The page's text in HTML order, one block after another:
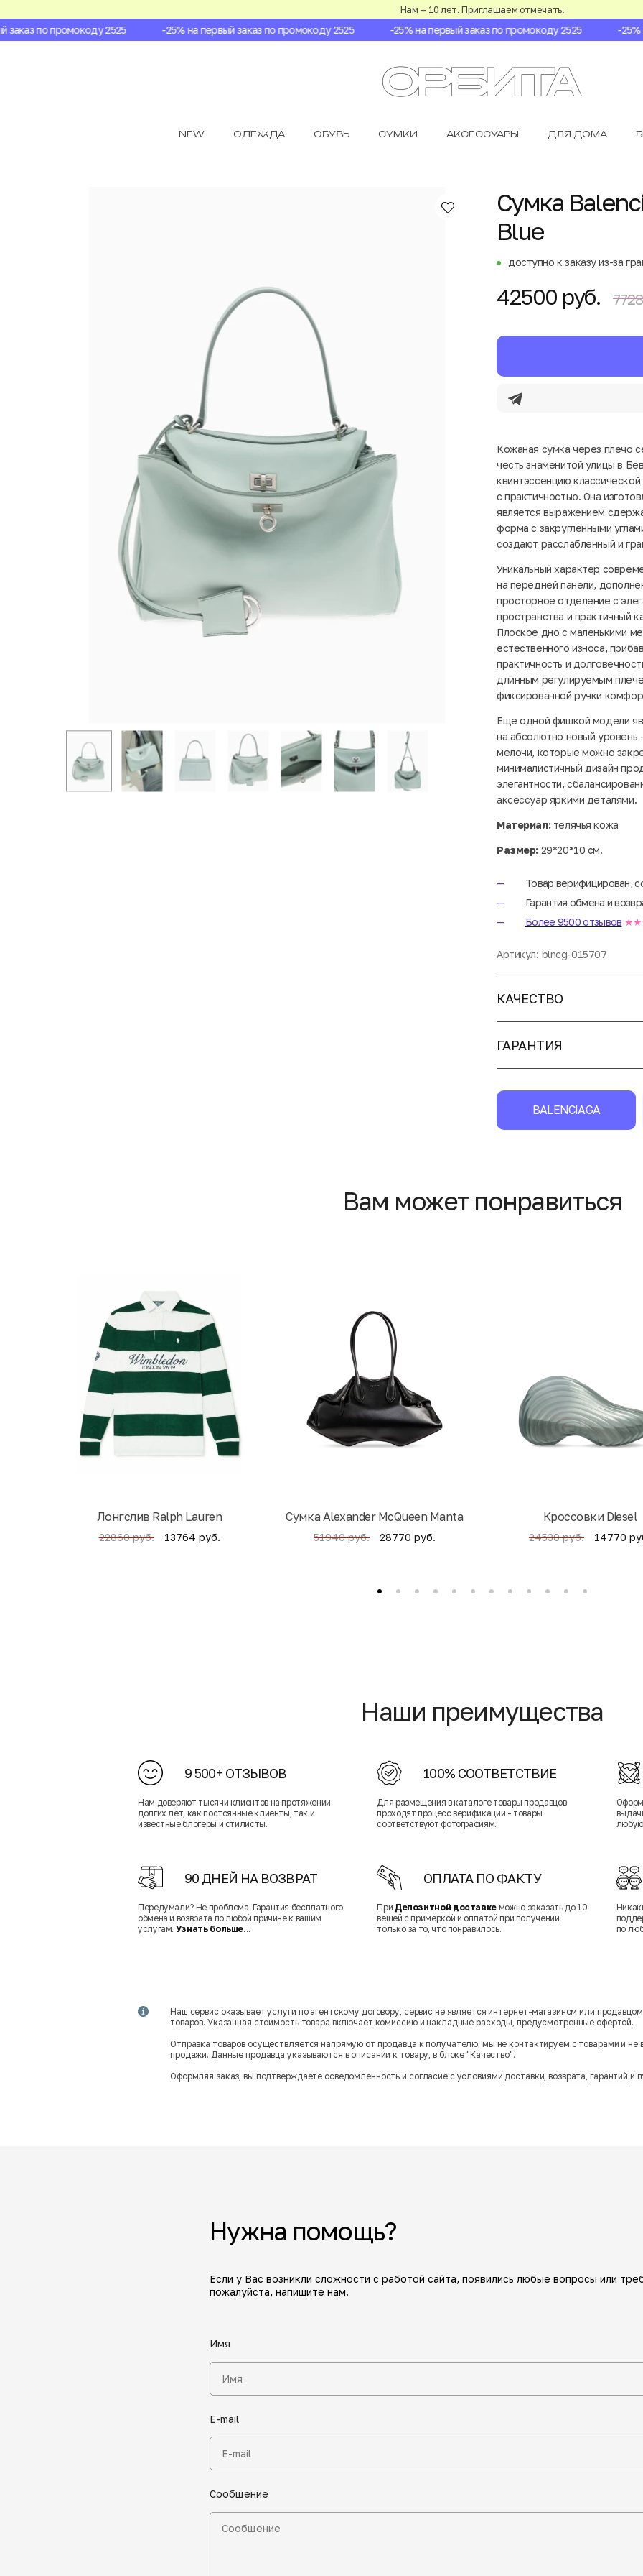
Нам — 10 лет. Приглашаем отмечать!
по промокоду 2525 -25% на первый заказ по промокоду 2525 -25% на первый заказ по промокоду 2525 -25%
NEW ОДЕЖДА ОБУВЬ СУМКИ АКСЕССУАРЫ ДЛЯ ДОМА
Сумка
Blue
доступно к заказу из-за
42500 руб.
Кожаная сумка через плечо
честь знаменитой улицы в
квинтэссенцию
с практичностью. Она
является выражением
форма с закругленными
создают расслабленный и
Уникальный характер
на передней панели,
просторное отделение с
пространства и практичный
Плоское дно с маленькими
естественного износа,
практичность и
длинным регулируемым
фиксированной ручки
Еще одной фишкой модели
на абсолютно новый уровень
мелочи, которые можно
минималистичный дизайн
элегантности,
аксессуар яркими деталями.
Материал: телячья кожа
Размер: 29*20*10 см.
Товар верифицирован,
Гарантия обмена и
Более 9500 отзывов
Артикул: blncg-015707
КАЧЕСТВО
ГАРАНТИЯ
BALENCIAGA
Вам может понравиться
Лонгслив Ralph Lauren
22860 руб. 13764 руб.
Cумка Alexander McQueen Manta
51940 руб. 28770 руб.
Кроссовки Diesel
24530 руб. 14770
Наши преимущества
9 500+ ОТЗЫВОВ
Нам доверяют тысячи клиентов на протяжении
долгих лет, как постоянные клиенты, так и
известные блогеры и стилисты.
100% СООТВЕТСТВИЕ
Для размещения в каталоге товары продавцов
проходят процесс верификации - товары
соответствуют фотографиям.
90 ДНЕЙ НА ВОЗВРАТ
Передумали? Не проблема. Гарантия бесплатного
обмена и возврата по любой причине к вашим
услугам. Узнать больше...
ОПЛАТА ПО ФАКТУ
При Депозитной доставке можно заказать до 10
вещей с примеркой и оплатой при получении
только за то, что понравилось.
по
Наш сервис оказывает услуги по агентскому договору, сервис не является интернет-магазином или
товаров. Указанная стоимость товара включает комиссию и накладные расходы, предусмотренные офертой.
Отправка товаров осуществляется напрямую от продавца к получателю, мы не контактируем с товарами и не
продажи. Данные продавца указываются в описании к товару, в блоке "Качество".
Оформляя заказ, вы подтверждаете осведомленность и согласие с условиямидоставки,возврата, гарантий и
Нужна помощь?
Если у Вас возникли сложности с работой сайта, появились любые вопросы или
пожалуйста, напишите нам.
Имя
E-mail
Сообщение